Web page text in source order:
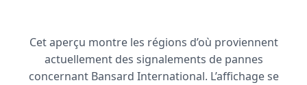
Cet aperçu montre les régions d’où proviennent
actuellement des signalements de pannes
concernant Bansard International. L’affichage se